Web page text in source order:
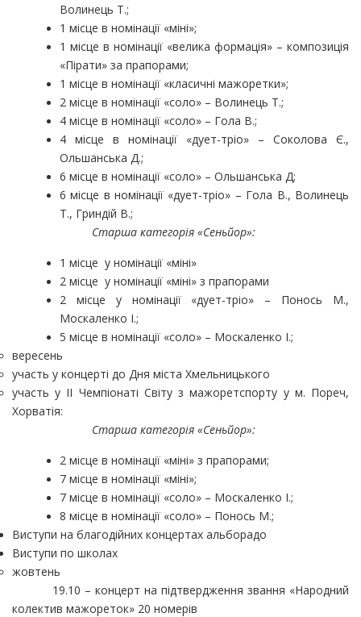
Волинець Т.;
1 місце в номінації «міні»;
1 місце в номінації «велика формація» – композиція
«Пірати» за прапорами;
1 місце в номінації «класичні мажоретки»;
2 місце в номінації «соло» – Волинець Т.;
4 місце в номінації «соло» – Гола В.;
4 місце в номінації «дует-тріо» – Соколова Є.,
Ольшанська Д.;
6 місце в номінації «соло» – Ольшанська Д;
6 місце в номінації «дует-тріо» – Гола В., Волинець
Т., Гриндій В.;
Старша категорія «Сеньйор»:
1 місце у номінації «міні»
2 місце у номінації «міні» з прапорами
2 місце у номінації «дует-тріо» – Понось М.,
Москаленко І.;
5 місце в номінації «соло» – Москаленко І.;
вересень
участь у концерті до Дня міста Хмельницького
участь у ІІ Чемпіонаті Світу з мажоретспорту у м. Пореч,
Хорватія:
Старша категорія «Сеньйор»:
2 місце в номінації «міні» з прапорами;
7 місце в номінації «міні»;
7 місце в номінації «соло» – Москаленко І.;
8 місце в номінації «соло» – Понось М.;
Виступи на благодійних концертах альборадо
Виступи по школах
жовтень
19.10 – концерт на підтвердження звання «Народний
колектив мажореток» 20 номерів